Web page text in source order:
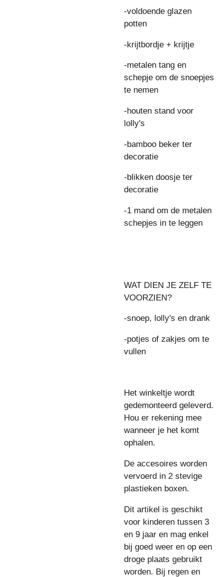
-voldoende glazen
potten
-krijtbordje + krijtje
-metalen tang en
schepje om de snoepjes
te nemen
-houten stand voor
lolly's
-bamboo beker ter
decoratie
-blikken doosje ter
decoratie
-1 mand om de metalen
schepjes in te leggen
WAT DIEN JE ZELF TE
VOORZIEN?
-snoep, lolly's en drank
-potjes of zakjes om te
vullen
Het winkeltje wordt
gedemonteerd geleverd.
Hou er rekening mee
wanneer je het komt
ophalen.
De accesoires worden
vervoerd in 2 stevige
plastieken boxen.
Dit artikel is geschikt
voor kinderen tussen 3
en 9 jaar en mag enkel
bij goed weer en op een
droge plaats gebruikt
worden. Bij regen en